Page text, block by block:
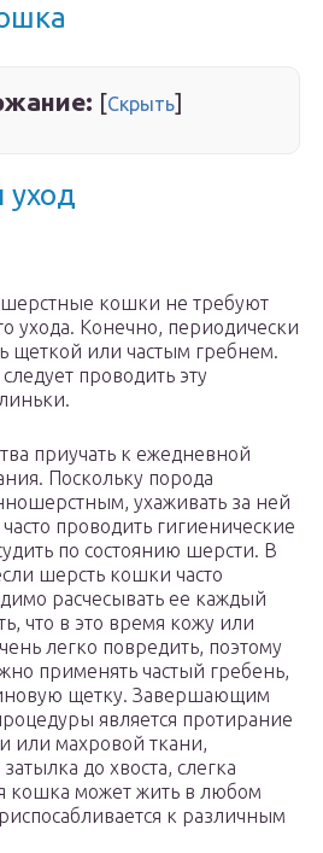
[Скрыть]
уход
кошки не требуют
ухода. Конечно, периодически
щеткой или частым гребнем.
проводить эту
приучать к ежедневной
Поскольку порода
ухаживать за ней
проводить гигиенические
по состоянию шерсти. В
шерсть кошки часто
расчесывать ее каждый
что в это время кожу или
легко повредить, поэтому
применять частый гребень,
щетку. Завершающим
является протирание
или махровой ткани,
до хвоста, слегка
кошка может жить в любом
к различным